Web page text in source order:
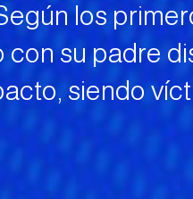
los
con su padre
siendo